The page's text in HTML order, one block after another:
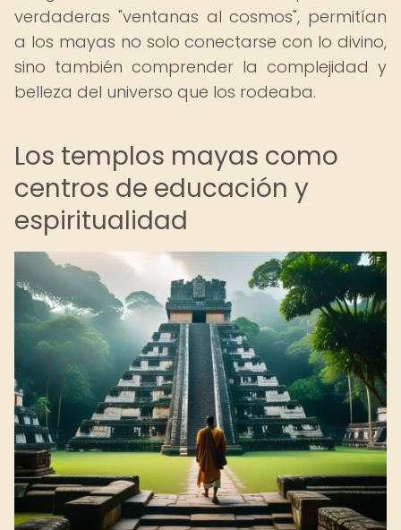
verdaderas "ventanas al cosmos", permitían
a los mayas no solo conectarse con lo divino,
sino también comprender la complejidad y
belleza del universo que los rodeaba.
Los templos mayas como
centros de educación y
espiritualidad